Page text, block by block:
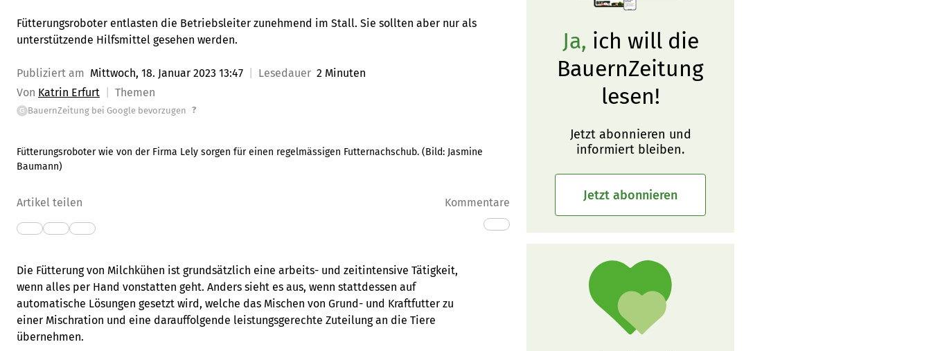
Fütterungsroboter entlasten die Betriebsleiter zunehmend im Stall. Sie sollten aber nur als
unterstützende Hilfsmittel gesehen werden.
Publiziert am Mittwoch, 18. Januar 2023 13:47 Lesedauer 2 Minuten
Von Katrin Erfurt Themen
G BauernZeitung bei Google bevorzugen ?
Fütterungsroboter wie von der Firma Lely sorgen für einen regelmässigen Futternachschub. (Bild: Jasmine
Baumann)
Artikel teilen Kommentare
Die Fütterung von Milchkühen ist grundsätzlich eine arbeits- und zeitintensive Tätigkeit,
wenn alles per Hand vonstatten geht. Anders sieht es aus, wenn stattdessen auf
automatische Lösungen gesetzt wird, welche das Mischen von Grund- und Kraftfutter zu
einer Mischration und eine darauffolgende leistungsgerechte Zuteilung an die Tiere
übernehmen.
Ja, ich will die
BauernZeitung
lesen!
Jetzt abonnieren und
informiert bleiben.
Jetzt abonnieren